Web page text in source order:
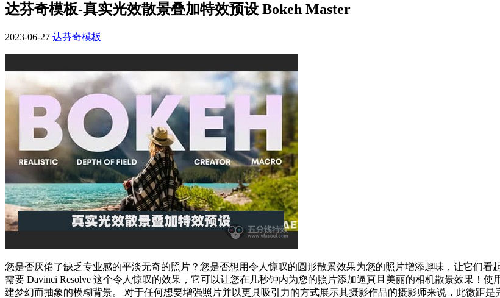
达芬奇模板-真实光效散景叠加特效预设 Bokeh Master
2023-06-27 达芬奇模板
您是否厌倦了缺乏专业感的平淡无奇的照片？您是否想用令人惊叹的圆形散景效果为您的照片增添趣味，让它们
需要 Davinci Resolve 这个令人惊叹的效果，它可以让您在几秒钟内为您的照片添加逼真且美丽的相机散景效果！
建梦幻而抽象的模糊背景。 对于任何想要增强照片并以更具吸引力的方式展示其摄影作品的摄影师来说，此微距